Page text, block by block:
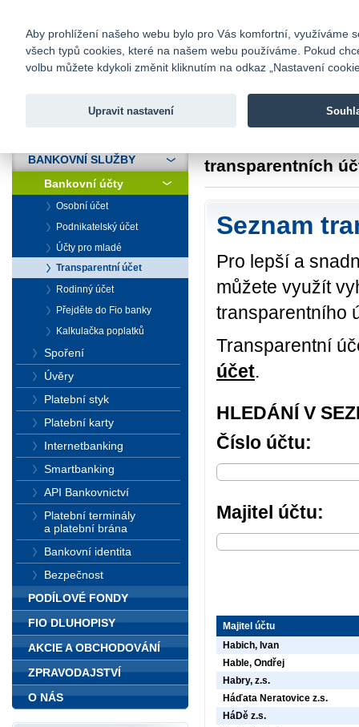
Fio banka
Fio banka
transparentních
Seznam
Pro lepší a
můžete využít
transparentního
Transparentní
účet.
HLEDÁNÍ V
Číslo účtu:
Majitel účtu:
Majitel účtu
Habich, Ivan
Hable, Ondřej
Habry, z.s.
Háďata Neratovice z.s.
HáDě z.s.
BANKOVNÍ SLUŽBY
Bankovní účty
Osobní účet
Podnikatelský účet
Účty pro mladé
Transparentní účet
Rodinný účet
Přejděte do Fio banky
Kalkulačka poplatků
Spoření
Úvěry
Platební styk
Platební karty
Internetbanking
Smartbanking
API Bankovnictví
Platební terminály
a platební brána
Bankovní identita
Bezpečnost
PODÍLOVÉ FONDY
FIO DLUHOPISY
AKCIE A OBCHODOVÁNÍ
ZPRAVODAJSTVÍ
O NÁS
Aby prohlížení našeho webu bylo pro Vás komfortní, využíváme
všech typů cookies, které na našem webu používáme. Pokud
volbu můžete kdykoli změnit kliknutím na odkaz „Nastavení
Upravit nastavení